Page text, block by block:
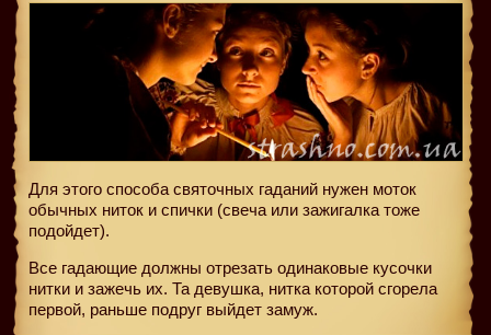
Для этого способа святочных гаданий нужен моток
обычных ниток и спички (свеча или зажигалка тоже
подойдет).
Все гадающие должны отрезать одинаковые кусочки
нитки и зажечь их. Та девушка, нитка которой сгорела
первой, раньше подруг выйдет замуж.